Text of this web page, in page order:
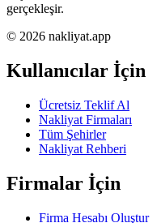
gerçekleşir.
© 2026 nakliyat.app
Kullanıcılar İçin
Ücretsiz Teklif Al
Nakliyat Firmaları
Tüm Şehirler
Nakliyat Rehberi
Firmalar İçin
Firma Hesabı Oluştur